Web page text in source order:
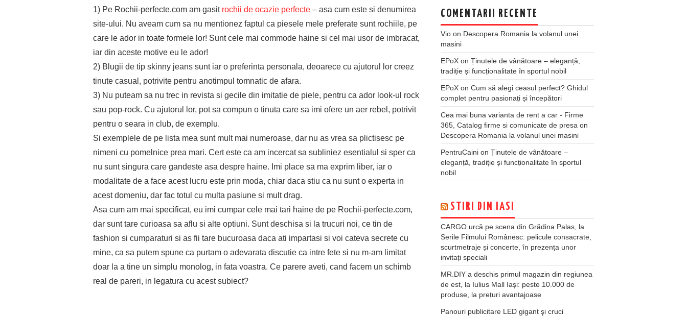
1) Pe Rochii-perfecte.com am gasit rochii de ocazie perfecte – asa cum este si denumirea
site-ului. Nu aveam cum sa nu mentionez faptul ca piesele mele preferate sunt rochiile, pe
care le ador in toate formele lor! Sunt cele mai commode haine si cel mai usor de imbracat,
iar din aceste motive eu le ador!
2) Blugii de tip skinny jeans sunt iar o preferinta personala, deoarece cu ajutorul lor creez
tinute casual, potrivite pentru anotimpul tomnatic de afara.
3) Nu puteam sa nu trec in revista si gecile din imitatie de piele, pentru ca ador look-ul rock
sau pop-rock. Cu ajutorul lor, pot sa compun o tinuta care sa imi ofere un aer rebel, potrivit
pentru o seara in club, de exemplu.
Si exemplele de pe lista mea sunt mult mai numeroase, dar nu as vrea sa plictisesc pe
nimeni cu pomelnice prea mari. Cert este ca am incercat sa subliniez esentialul si sper ca
nu sunt singura care gandeste asa despre haine. Imi place sa ma exprim liber, iar o
modalitate de a face acest lucru este prin moda, chiar daca stiu ca nu sunt o experta in
acest domeniu, dar fac totul cu multa pasiune si mult drag.
Asa cum am mai specificat, eu imi cumpar cele mai tari haine de pe Rochii-perfecte.com,
dar sunt tare curioasa sa aflu si alte optiuni. Sunt deschisa si la trucuri noi, ce tin de
fashion si cumparaturi si as fii tare bucuroasa daca ati impartasi si voi cateva secrete cu
mine, ca sa putem spune ca purtam o adevarata discutie ca intre fete si nu m-am limitat
doar la a tine un simplu monolog, in fata voastra. Ce parere aveti, cand facem un schimb
real de pareri, in legatura cu acest subiect?
COMENTARII RECENTE
Vio on Descopera Romania la volanul unei
masini
EPoX on Ținutele de vânătoare – eleganță,
tradiție și funcționalitate în sportul nobil
EPoX on Cum să alegi ceasul perfect? Ghidul
complet pentru pasionați și începători
Cea mai buna varianta de rent a car - Firme
365, Catalog firme si comunicate de presa on
Descopera Romania la volanul unei masini
PentruCaini on Ținutele de vânătoare –
eleganță, tradiție și funcționalitate în sportul
nobil
STIRI DIN IASI
CARGO urcă pe scena din Grădina Palas, la
Serile Filmului Românesc: pelicule consacrate,
scurtmetraje și concerte, în prezența unor
invitați speciali
MR.DIY a deschis primul magazin din regiunea
de est, la Iulius Mall Iași: peste 10.000 de
produse, la prețuri avantajoase
Panouri publicitare LED gigant şi cruci